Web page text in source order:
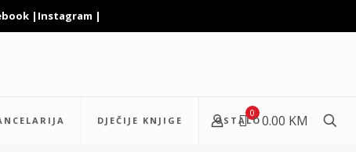
| Instagram |
DJEČIJE KNJIGE OSTALO
0 0.00 KM